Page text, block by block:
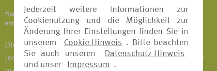
Jederzeit weitere Informationen zur
Cookienutzung und die Möglichkeit zur
Änderung Ihrer Einstellungen finden Sie in
unserem
Cookie-Hinweis . Bitte beachten
Sie auch unseren
Datenschutz-Hinweis
und unser
Impressum .
*Ist abhängig vom Versicherungsangebot und Versicherer. Details
entnehmen Sie bitte den jeweiligen Versicherungsbedingungen.
Die Buchung einer Reise-Krankenversicherung ist
jederzeit vor Beginn der Reise möglich. Die Kosten für